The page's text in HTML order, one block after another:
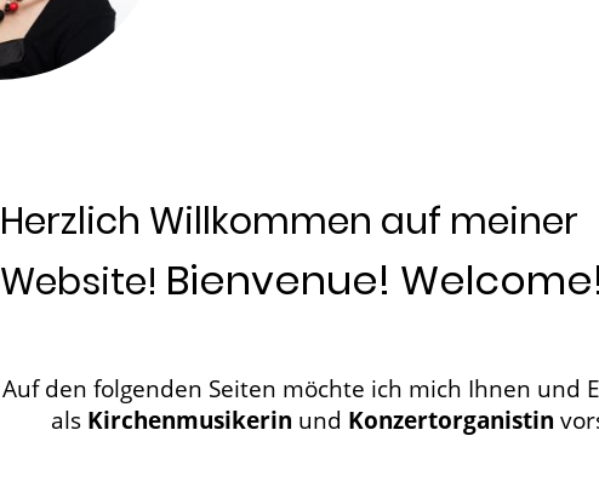
Herzlich Willkommen auf meiner
Website! Bienvenue!
Auf den folgenden Seiten möchte ich mich Ihnen
als Kirchenmusikerin und Konzertorganistin